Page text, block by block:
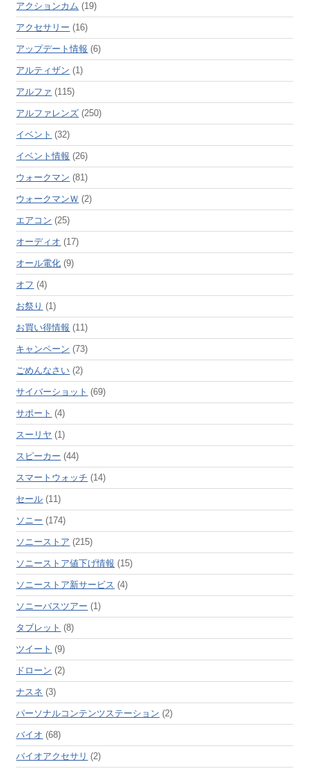
アクションカム (19)
アクセサリー (16)
アップデート情報 (6)
アルティザン (1)
アルファ (115)
アルファレンズ (250)
イベント (32)
イベント情報 (26)
ウォークマン (81)
ウォークマンＷ (2)
エアコン (25)
オーディオ (17)
オール電化 (9)
オフ (4)
お祭り (1)
お買い得情報 (11)
キャンペーン (73)
ごめんなさい (2)
サイバーショット (69)
サポート (4)
スーリヤ (1)
スピーカー (44)
スマートウォッチ (14)
セール (11)
ソニー (174)
ソニーストア (215)
ソニーストア値下げ情報 (15)
ソニーストア新サービス (4)
ソニーバスツアー (1)
タブレット (8)
ツイート (9)
ドローン (2)
ナスネ (3)
パーソナルコンテンツステーション (2)
バイオ (68)
バイオアクセサリ (2)